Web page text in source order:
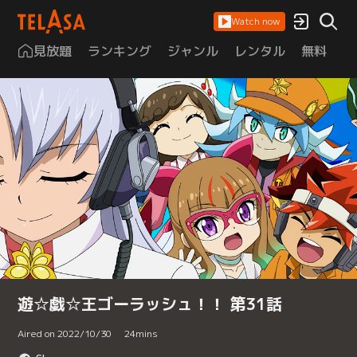
Watch now
見放題 ランキング ジャンル レンタル 無料
遊☆戯☆王ゴーラッシュ！！ 第31話
Aired on 2022/10/30 24mins